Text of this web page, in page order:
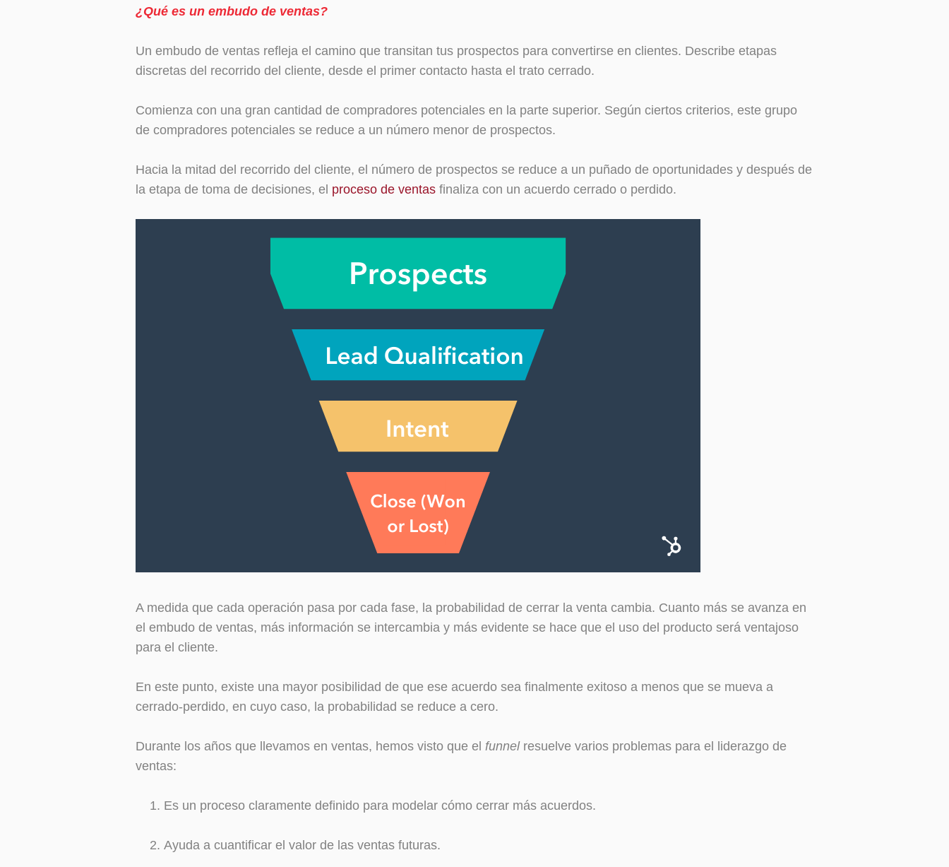
¿Qué es un embudo de ventas?
Un embudo de ventas refleja el camino que transitan tus prospectos para convertirse en clientes. Describe etapas
discretas del recorrido del cliente, desde el primer contacto hasta el trato cerrado.
Comienza con una gran cantidad de compradores potenciales en la parte superior. Según ciertos criterios, este grupo
de compradores potenciales se reduce a un número menor de prospectos.
Hacia la mitad del recorrido del cliente, el número de prospectos se reduce a un puñado de oportunidades y después de
la etapa de toma de decisiones, el proceso de ventas finaliza con un acuerdo cerrado o perdido.
A medida que cada operación pasa por cada fase, la probabilidad de cerrar la venta cambia. Cuanto más se avanza en
el embudo de ventas, más información se intercambia y más evidente se hace que el uso del producto será ventajoso
para el cliente.
En este punto, existe una mayor posibilidad de que ese acuerdo sea finalmente exitoso a menos que se mueva a
cerrado-perdido, en cuyo caso, la probabilidad se reduce a cero.
Durante los años que llevamos en ventas, hemos visto que el funnel resuelve varios problemas para el liderazgo de
ventas:
Es un proceso claramente definido para modelar cómo cerrar más acuerdos.
Ayuda a cuantificar el valor de las ventas futuras.